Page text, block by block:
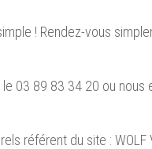
! Rendez-vous
03 89 83 34 20 ou
référent du site :